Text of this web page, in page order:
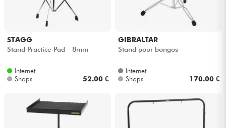
STAGG
Stand Practice Pad - 8mm
Internet
Shops
52.00 €
GIBRALTAR
Stand pour bongos
Internet
Shops
170.00 €